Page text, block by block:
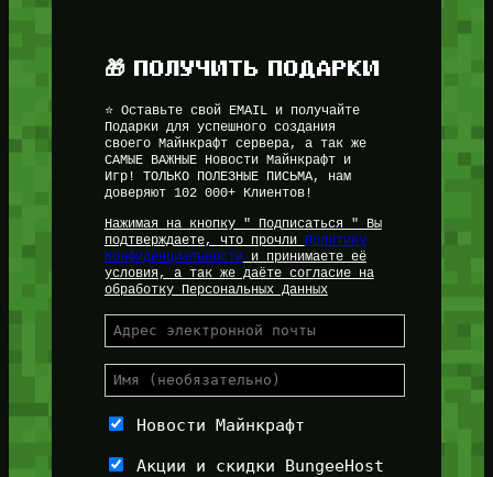
🎁 ПОЛУЧИТЬ ПОДАРКИ
⭐ Оставьте свой EMAIL и получайте
Подарки для успешного создания
своего Майнкрафт сервера, а так же
САМЫЕ ВАЖНЫЕ Новости Майнкрафт и
Игр! ТОЛЬКО ПОЛЕЗНЫЕ ПИСЬМА, нам
доверяют 102 000+ Клиентов!
Нажимая на кнопку " Подписаться " Вы
подтверждаете, что прочли Политику
Конфиденциальностии принимаете её
условия, а так же даёте согласие на
обработку Персональных Данных
Новости Майнкрафт
Акции и скидки BungeeHost